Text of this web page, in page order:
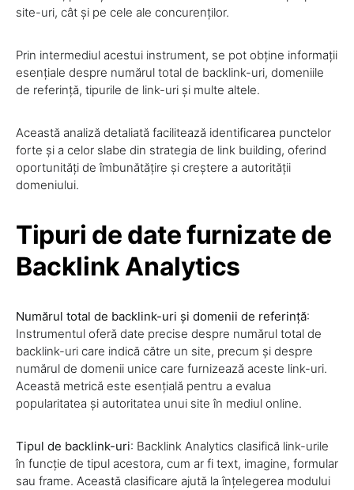
site-uri, cât și pe cele ale concurenților.
Prin intermediul acestui instrument, se pot obține informații
esențiale despre numărul total de backlink-uri, domeniile
de referință, tipurile de link-uri și multe altele.
Această analiză detaliată facilitează identificarea punctelor
forte și a celor slabe din strategia de link building, oferind
oportunități de îmbunătățire și creștere a autorității
domeniului.
Tipuri de date furnizate de
Backlink Analytics
Numărul total de backlink-uri și domenii de referință:
Instrumentul oferă date precise despre numărul total de
backlink-uri care indică către un site, precum și despre
numărul de domenii unice care furnizează aceste link-uri.
Această metrică este esențială pentru a evalua
popularitatea și autoritatea unui site în mediul online.
Tipul de backlink-uri: Backlink Analytics clasifică link-urile
în funcție de tipul acestora, cum ar fi text, imagine, formular
sau frame. Această clasificare ajută la înțelegerea modului